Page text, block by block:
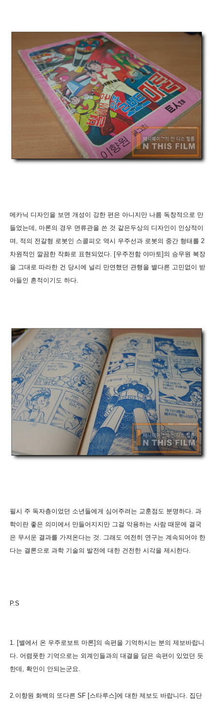
메카닉 디자인을 보면 개성이 강한 편은 아니지만 나름 독창적으로 만
들었는데, 마론의 경우 면류관을 쓴 것 같은두상의 디자인이 인상적이
며, 적의 전갈형 로봇인 스콜피오 역시 우주선과 로봇의 중간 형태를 2
차원적인 깔끔한 작화로 표현되었다. [우주전함 야마토]의 승무원 복장
을 그대로 따라한 건 당시에 널리 만연했던 관행을 별다른 고민없이 받
아들인 흔적이기도 하다.
필시 주 독자층이었던 소년들에게 심어주려는 교훈점도 분명하다. 과
학이란 좋은 의미에서 만들어지지만 그걸 악용하는 사람 때문에 결국
은 무서운 결과를 가져온다는 것. 그래도 여전히 연구는 계속되어야 한
다는 결론으로 과학 기술의 발전에 대한 건전한 시각을 제시한다.
P.S
1. [별에서 온 우주로보트 마론]의 속편을 기억하시는 분의 제보바랍니
다. 어렴풋한 기억으로는 외계인들과의 대결을 담은 속편이 있었던 듯
한데, 확인이 안되는군요.
2.이향원 화백의 또다른 SF [스타루스]에 대한 제보도 바랍니다. 집단